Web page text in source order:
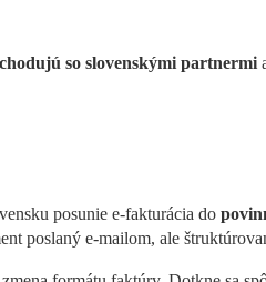
so slovenskými partnermi
posunie e-fakturácia do
poslaný e-mailom, ale